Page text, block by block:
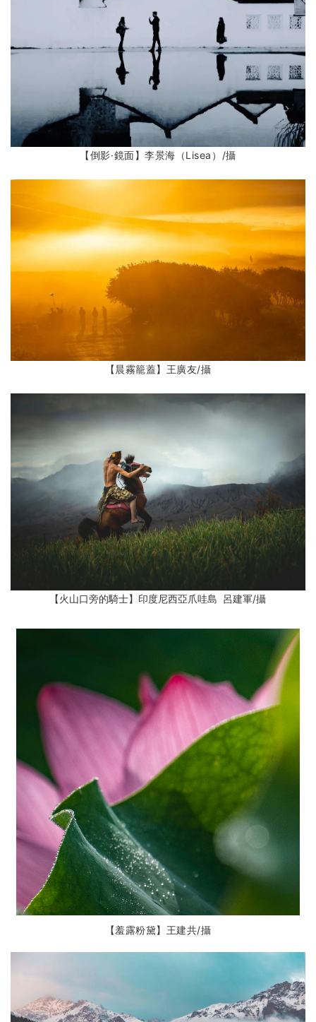
【倒影·鏡面】李景海（Lisea） /攝
【晨霧籠蓋】王廣友/攝
【火山口旁的騎士】印度尼西亞爪哇島 呂建軍/攝
【羞露粉黛】王建共/攝